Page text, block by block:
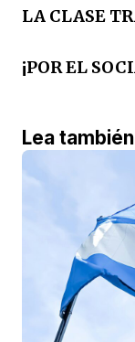
LA CLASE
¡POR EL
Lea también